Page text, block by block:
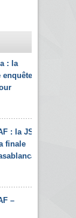
: la
enquête
: la JS
finale
–